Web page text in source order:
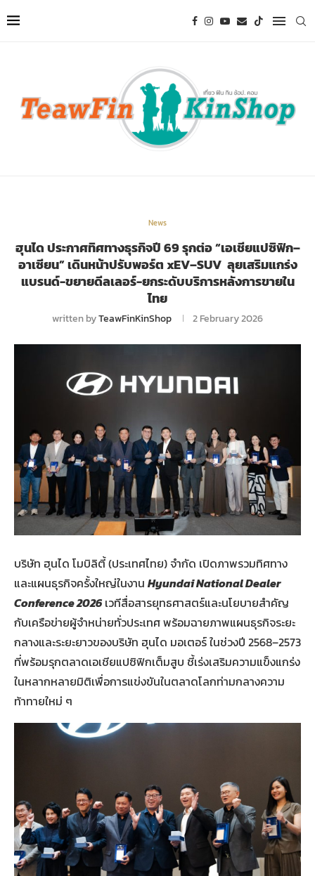
News
ฮุนได ประกาศทิศทางธุรกิจปี 69 รุกต่อ “เอเชียแปซิฟิก–
อาเซียน” เดินหน้าปรับพอร์ต xEV–SUV ลุยเสริมแกร่ง
แบรนด์-ขยายดีลเลอร์-ยกระดับบริการหลังการขายใน
ไทย
written byTeawFinKinShop 2 February 2026
บริษัท ฮุนได โมบิลิตี้ (ประเทศไทย) จำกัด เปิดภาพรวมทิศทาง
และแผนธุรกิจครั้งใหญ่ในงาน Hyundai National Dealer
Conference 2026 เวทีสื่อสารยุทธศาสตร์และนโยบายสำคัญ
กับเครือข่ายผู้จำหน่ายทั่วประเทศ พร้อมฉายภาพแผนธุรกิจระยะ
กลางและระยะยาวของบริษัท ฮุนได มอเตอร์ ในช่วงปี 2568–2573
ที่พร้อมรุกตลาดเอเชียแปซิฟิกเต็มสูบ ชี้เร่งเสริมความแข็งแกร่ง
ในหลากหลายมิติเพื่อการแข่งขันในตลาดโลกท่ามกลางความ
ท้าทายใหม่ ๆ